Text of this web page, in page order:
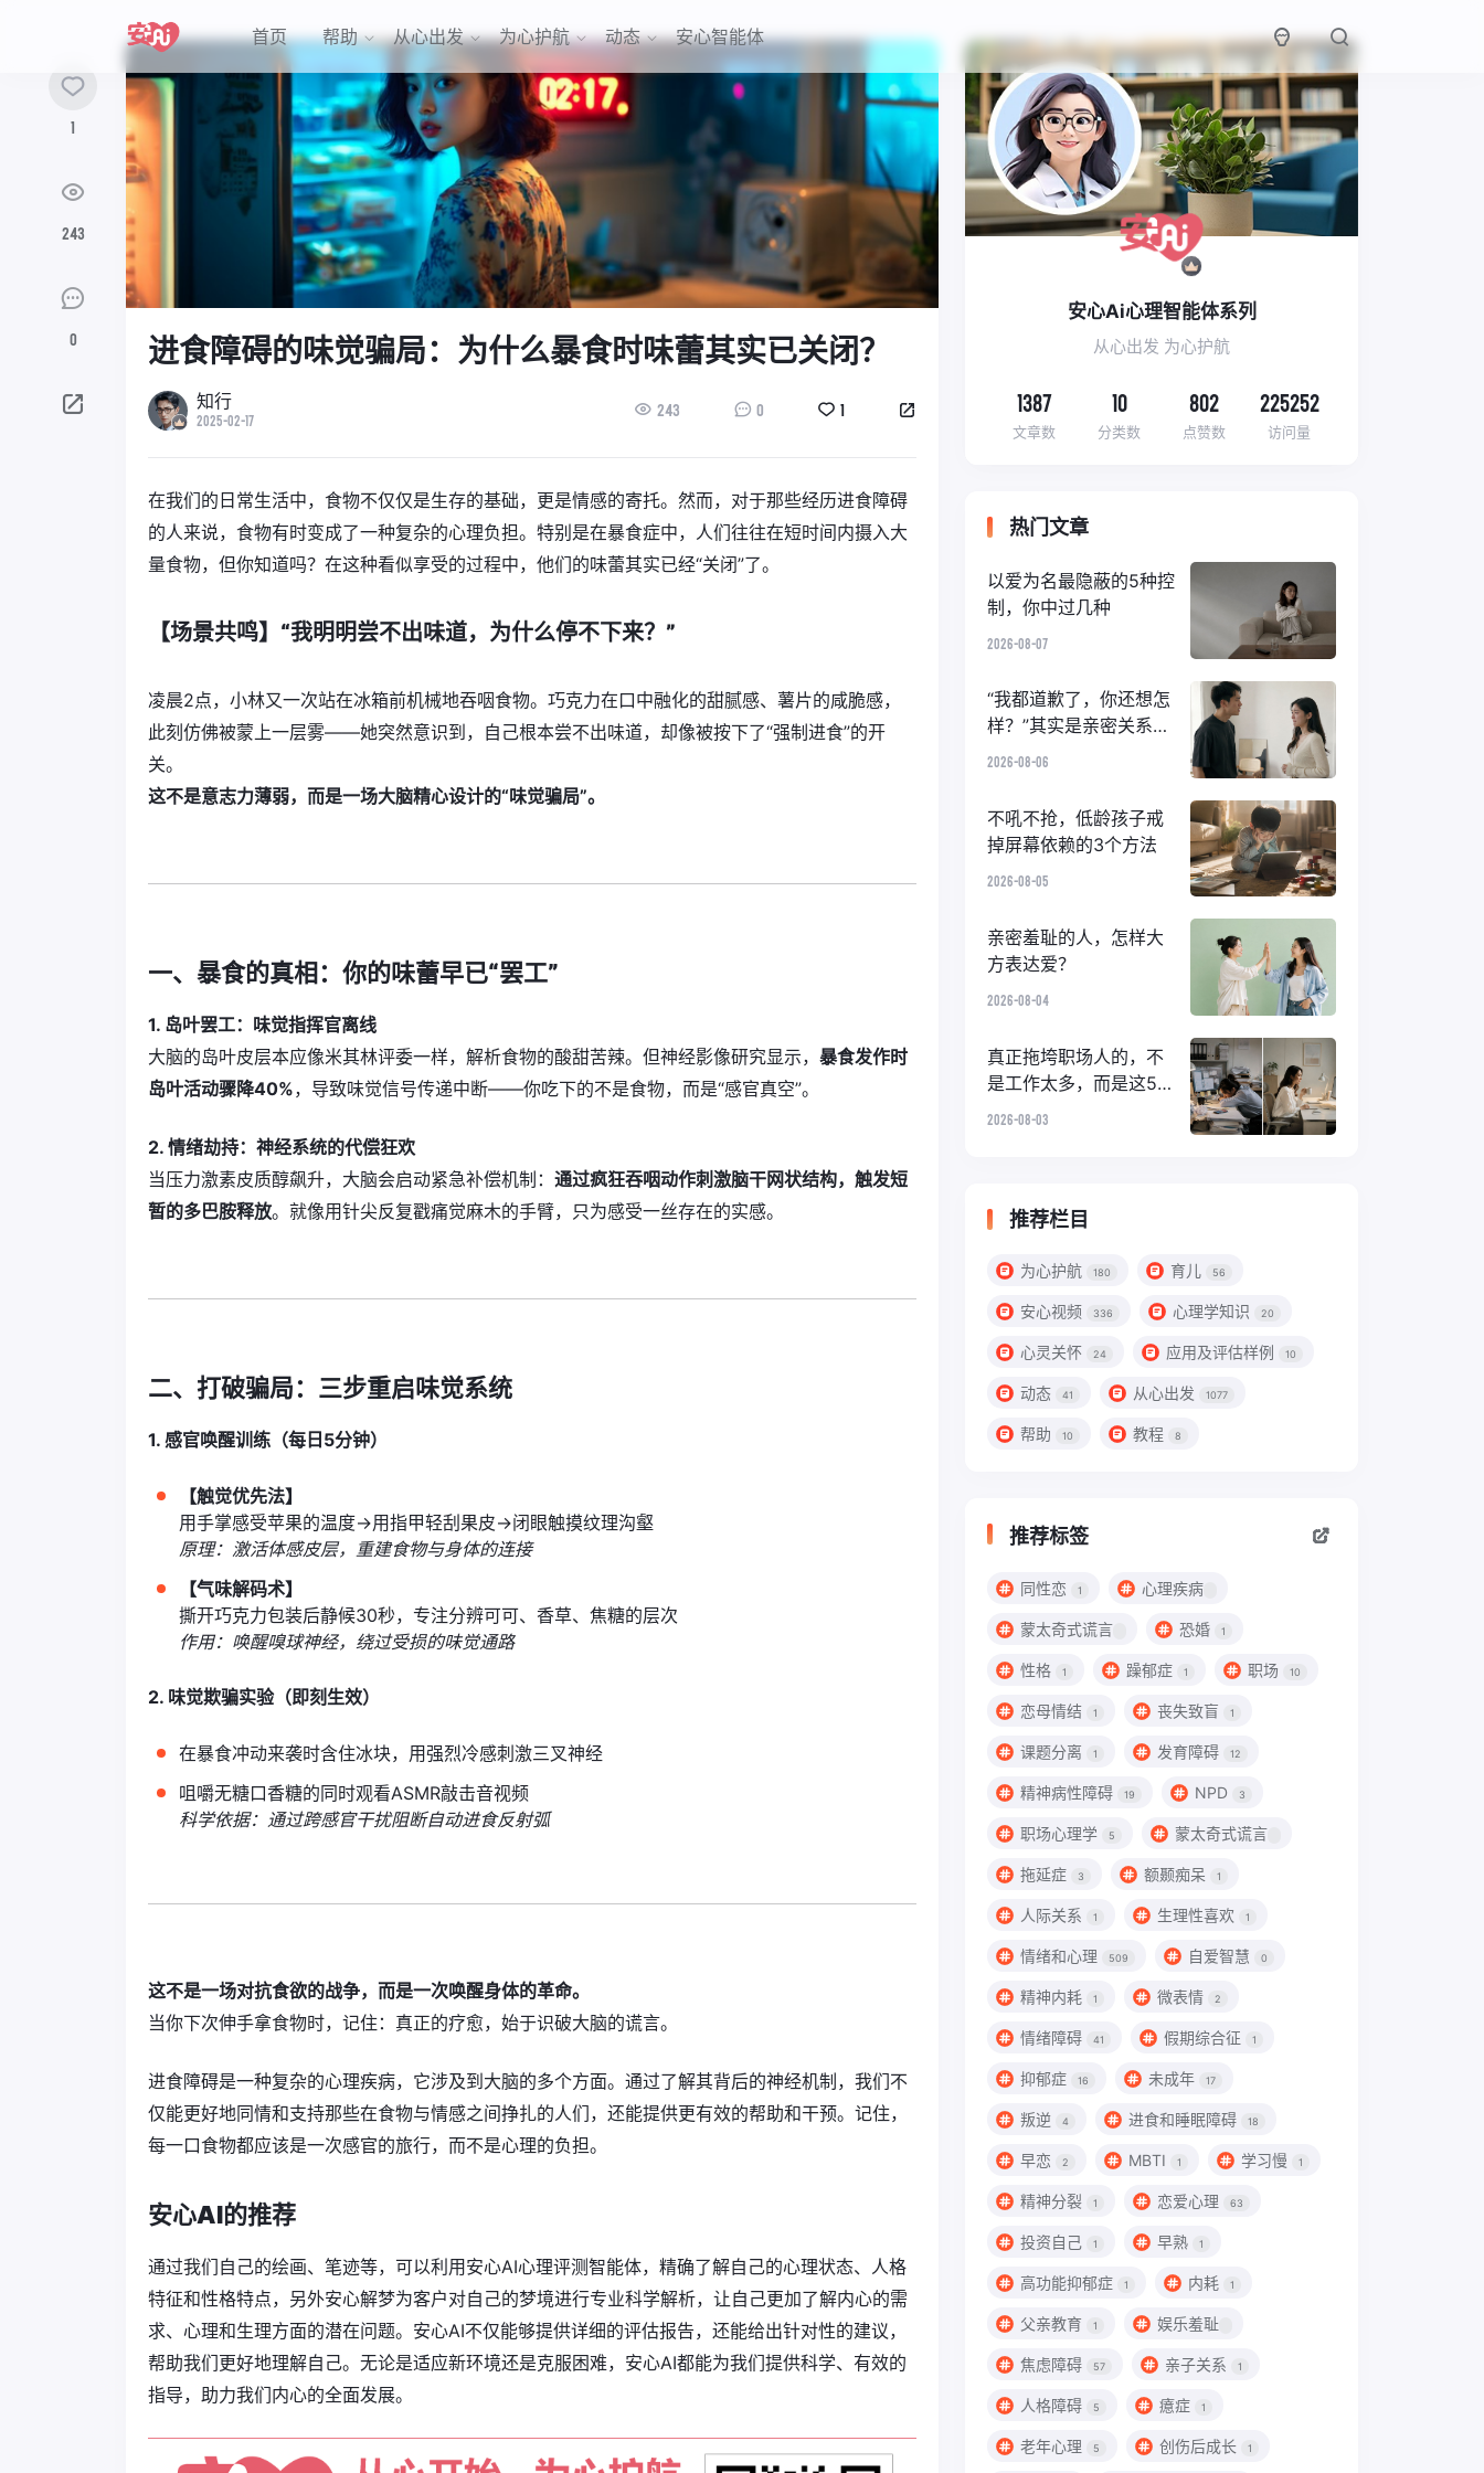
首页 帮助 从心出发 为心护航 动态 安心智能体
1
243
0 进食障碍的味觉骗局：为什么暴食时味蕾其实已关闭？
知行
2025-02-17
243 0 1
在我们的日常生活中，食物不仅仅是生存的基础，更是情感的寄托。然而，对于那些经历进食障碍
的人来说，食物有时变成了一种复杂的心理负担。特别是在暴食症中，人们往往在短时间内摄入大
量食物，但你知道吗？在这种看似享受的过程中，他们的味蕾其实已经“关闭”了。
【场景共鸣】“我明明尝不出味道，为什么停不下来？”
凌晨2点，小林又一次站在冰箱前机械地吞咽食物。巧克力在口中融化的甜腻感、薯片的咸脆感，
此刻仿佛被蒙上一层雾——她突然意识到，自己根本尝不出味道，却像被按下了“强制进食”的开
关。
这不是意志力薄弱，而是一场大脑精心设计的“味觉骗局”。
一、暴食的真相：你的味蕾早已“罢工”
1. 岛叶罢工：味觉指挥官离线
大脑的岛叶皮层本应像米其林评委一样，解析食物的酸甜苦辣。但神经影像研究显示， 暴食发作时
岛叶活动骤降40%，导致味觉信号传递中断——你吃下的不是食物，而是“感官真空”。
2. 情绪劫持：神经系统的代偿狂欢
当压力激素皮质醇飙升，大脑会启动紧急补偿机制： 通过疯狂吞咽动作刺激脑干网状结构，触发短
暂的多巴胺释放。就像用针尖反复戳痛觉麻木的手臂，只为感受一丝存在的实感。
二、打破骗局：三步重启味觉系统
1. 感官唤醒训练（每日5分钟）
【触觉优先法】
用手掌感受苹果的温度→用指甲轻刮果皮→闭眼触摸纹理沟壑
原理：激活体感皮层，重建食物与身体的连接
【气味解码术】
撕开巧克力包装后静候30秒，专注分辨可可、香草、焦糖的层次
作用：唤醒嗅球神经，绕过受损的味觉通路
2. 味觉欺骗实验（即刻生效）
在暴食冲动来袭时含住冰块，用强烈冷感刺激三叉神经
咀嚼无糖口香糖的同时观看ASMR敲击音视频
科学依据：通过跨感官干扰阻断自动进食反射弧
这不是一场对抗食欲的战争，而是一次唤醒身体的革命。
当你下次伸手拿食物时，记住：真正的疗愈，始于识破大脑的谎言。
进食障碍是一种复杂的心理疾病，它涉及到大脑的多个方面。通过了解其背后的神经机制，我们不
仅能更好地同情和支持那些在食物与情感之间挣扎的人们，还能提供更有效的帮助和干预。记住，
每一口食物都应该是一次感官的旅行，而不是心理的负担。
安心AI的推荐
通过我们自己的绘画、笔迹等，可以利用安心AI心理评测智能体，精确了解自己的心理状态、人格
特征和性格特点，另外安心解梦为客户对自己的梦境进行专业科学解析，让自己更加了解内心的需
求、心理和生理方面的潜在问题。安心AI不仅能够提供详细的评估报告，还能给出针对性的建议，
帮助我们更好地理解自己。无论是适应新环境还是克服困难，安心AI都能为我们提供科学、有效的
指导，助力我们内心的全面发展。
安心Ai心理智能体系列
从心出发 为心护航
1387
文章数
10
分类数
802
点赞数
225252
访问量
热门文章
以爱为名最隐蔽的5种控
制，你中过几种
2026-08-07
“我都道歉了，你还想怎
样？”其实是亲密关系里
的隐性情绪霸凌
2026-08-06
不吼不抢，低龄孩子戒
掉屏幕依赖的3个方法
2026-08-05
亲密羞耻的人，怎样大
方表达爱？
2026-08-04
真正拖垮职场人的，不
是工作太多，而是这5种
“顺手小事”
2026-08-03
推荐栏目
为心护航 180 育儿 56
安心视频 336 心理学知识 20
心灵关怀 24 应用及评估样例 10
动态 41 从心出发 1077
帮助 10 教程 8
推荐标签
同性恋 1 心理疾病
蒙太奇式谎言 恐婚 1
性格 1 躁郁症 1 职场 10
恋母情结 1 丧失致盲 1
课题分离 1 发育障碍 12
精神病性障碍 19 NPD 3
职场心理学 5 蒙太奇式谎言
拖延症 3 额颞痴呆 1
人际关系 1 生理性喜欢 1
情绪和心理 509 自爱智慧 0
精神内耗 1 微表情 2
情绪障碍 41 假期综合征 1
抑郁症 16 未成年 17
叛逆 4 进食和睡眠障碍 18
早恋 2 MBTI 1 学习慢 1
精神分裂 1 恋爱心理 63
投资自己 1 早熟 1
高功能抑郁症 1 内耗 1
父亲教育 1 娱乐羞耻
焦虑障碍 57 亲子关系 1
人格障碍 5 癔症 1
老年心理 5 创伤后成长 1